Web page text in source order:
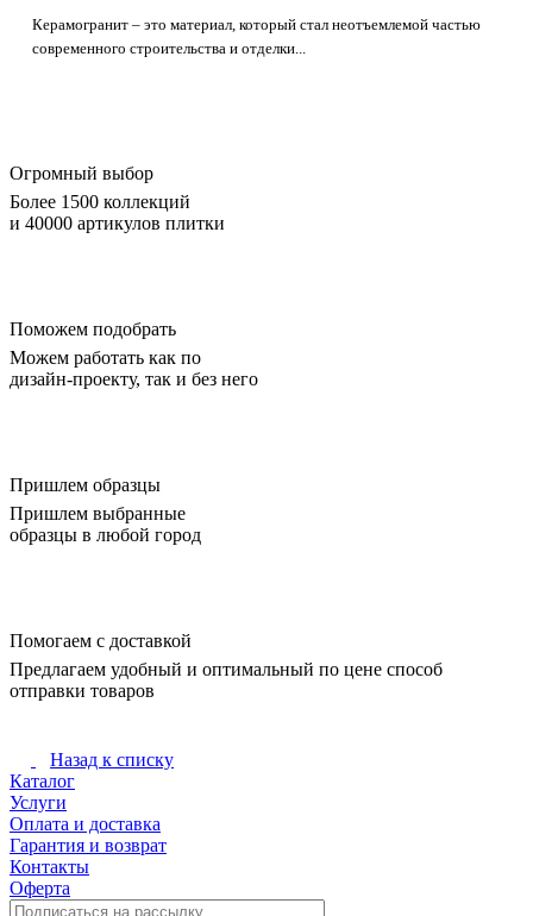
Керамогранит – это материал, который стал неотъемлемой частью
современного строительства и отделки...
Огромный выбор
Более 1500 коллекций
и 40000 артикулов плитки
Поможем подобрать
Можем работать как по
дизайн-проекту, так и без него
Пришлем образцы
Пришлем выбранные
образцы в любой город
Помогаем с доставкой
Предлагаем удобный и оптимальный по цене способ
отправки товаров
Назад к списку
Каталог
Услуги
Оплата и доставка
Гарантия и возврат
Контакты
Оферта